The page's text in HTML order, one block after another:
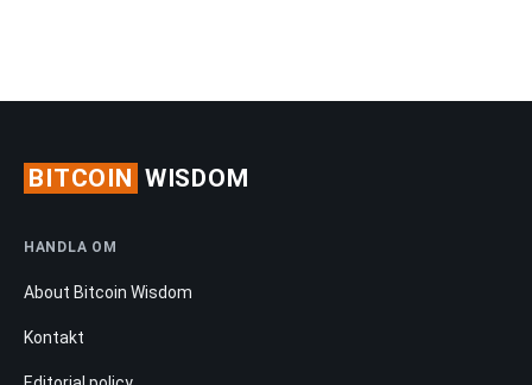
BITCOIN WISDOM
HANDLA OM
About Bitcoin Wisdom
Kontakt